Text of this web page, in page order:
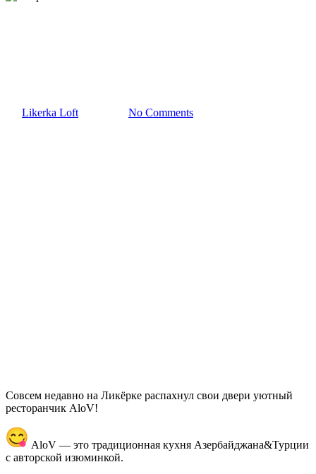
Likerka Loft No Comments
Совсем недавно на Ликёрке распахнул свои двери уютный
ресторанчик AloV!
AloV — это традиционная кухня Азербайджана&Турции
с авторской изюминкой.